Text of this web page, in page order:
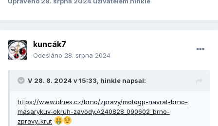
kuncák7
Odesláno 28. srpna 2024
V 28. 8. 2024 v 15:33, hinkle napsal:
https://www.idnes.cz/brno/zpravy/motogp-navrat-brno-
masarykuv-okruh-zavody.A240828_090602_brno-
zpravy_krut